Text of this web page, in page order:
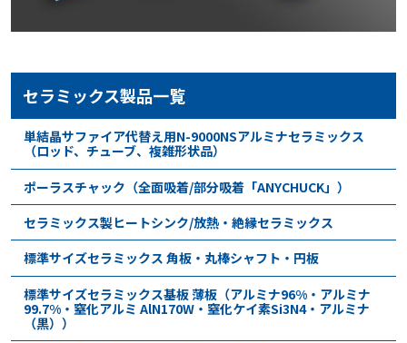
セラミックス製品一覧
単結晶サファイア代替え用N-9000NSアルミナセラミックス
（ロッド、チューブ、複雑形状品）
ポーラスチャック（全面吸着/部分吸着「ANYCHUCK」）
セラミックス製ヒートシンク/放熱・絶縁セラミックス
標準サイズセラミックス 角板・丸棒シャフト・円板
標準サイズセラミックス基板 薄板（アルミナ96%・アルミナ
99.7%・窒化アルミ AlN170W・窒化ケイ素Si3N4・アルミナ
（黒））